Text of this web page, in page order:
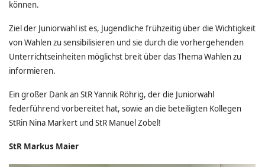
können.
Ziel der Juniorwahl ist es, Jugendliche frühzeitig über die Wichtigkeit
von Wahlen zu sensibilisieren und sie durch die vorhergehenden
Unterrichtseinheiten möglichst breit über das Thema Wahlen zu
informieren.
Ein großer Dank an StR Yannik Röhrig, der die Juniorwahl
federführend vorbereitet hat, sowie an die beteiligten Kollegen
StRin Nina Markert und StR Manuel Zobel!
StR Markus Maier